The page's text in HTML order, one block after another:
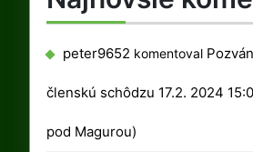
peter9652 komentoval
členskú schôdzu 17.2. 2024
pod Magurou)